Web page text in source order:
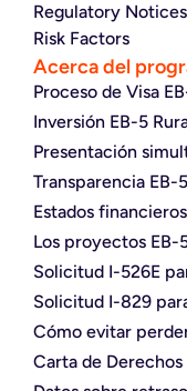
Regulatory Notices
Risk Factors
Acerca del
Proceso de Visa
Inversión EB-5
Presentación
Transparencia EB-5
Estados financieros
Los proyectos EB-
Solicitud I-526E
Solicitud I-829
Cómo evitar
Carta de